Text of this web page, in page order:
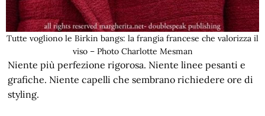
Tutte vogliono le Birkin bangs: la frangia francese che valorizza il
viso – Photo Charlotte Mesman
Niente più perfezione rigorosa. Niente linee pesanti e
grafiche. Niente capelli che sembrano richiedere ore di
styling.